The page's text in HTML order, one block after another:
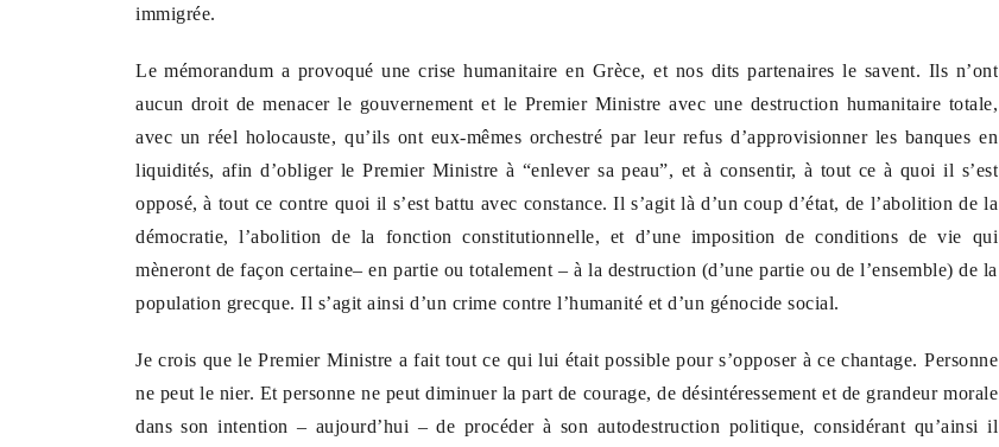
immigrée.
Le mémorandum a provoqué une crise humanitaire en Grèce, et nos dits partenaires le savent. Ils n’ont
aucun droit de menacer le gouvernement et le Premier Ministre avec une destruction humanitaire totale,
avec un réel holocauste, qu’ils ont eux-mêmes orchestré par leur refus d’approvisionner les banques en
liquidités, afin d’obliger le Premier Ministre à “enlever sa peau”, et à consentir, à tout ce à quoi il s’est
opposé, à tout ce contre quoi il s’est battu avec constance. Il s’agit là d’un coup d’état, de l’abolition de la
démocratie, l’abolition de la fonction constitutionnelle, et d’une imposition de conditions de vie qui
mèneront de façon certaine– en partie ou totalement – à la destruction (d’une partie ou de l’ensemble) de la
population grecque. Il s’agit ainsi d’un crime contre l’humanité et d’un génocide social.
Je crois que le Premier Ministre a fait tout ce qui lui était possible pour s’opposer à ce chantage. Personne
ne peut le nier. Et personne ne peut diminuer la part de courage, de désintéressement et de grandeur morale
dans son intention – aujourd’hui – de procéder à son autodestruction politique, considérant qu’ainsi il